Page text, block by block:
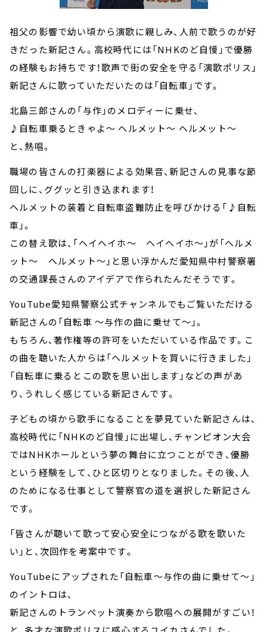
祖父の影響で幼い頃から演歌に親しみ、人前で歌うのが好
きだった新記さん。高校時代には「NHKのど自慢」で優勝
の経験もお持ちです！歌声で街の安全を守る「演歌ポリス」
新記さんに歌っていただいたのは「自転車」です。
北島三郎さんの「与作」のメロディーに乗せ、
♪自転車乗るときゃよ～ ヘルメット～ ヘルメット～
と、熱唱。
職場の皆さんの打楽器による効果音、新記さんの見事な節
回しに、ググッと引き込まれます！
ヘルメットの装着と自転車盗難防止を呼びかける「♪自転
車」。
この替え歌は、「ヘイヘイホ～ ヘイヘイホ～」が「ヘルメ
ット～ ヘルメット～」と思い浮かんだ愛知県中村警察署
の交通課長さんのアイデアで作られたんだそうです。
YouTube愛知県警察公式チャンネルでもご覧いただける
新記さんの「自転車 ～与作の曲に乗せて～」。
もちろん、著作権等の許可をいただいている作品です。こ
の曲を聴いた人からは「ヘルメットを買いに行きました」
「自転車に乗るとこの歌を思い出します」などの声があ
り、うれしく感じている新記さんです。
子どもの頃から歌手になることを夢見ていた新記さんは、
高校時代に「NHKのど自慢」に出場し、チャンピオン大会
ではNHKホールという夢の舞台に立つことができ、優勝
という経験をして、ひと区切りとなりました。その後、人
のためになる仕事として警察官の道を選択した新記さん
です。
「皆さんが聴いて歌って安心安全につながる歌を歌いた
い」と、次回作を考案中です。
YouTubeにアップされた「自転車～与作の曲に乗せて～」
のイントロは、
新記さんのトランペット演奏から歌唱への展開がすごい！